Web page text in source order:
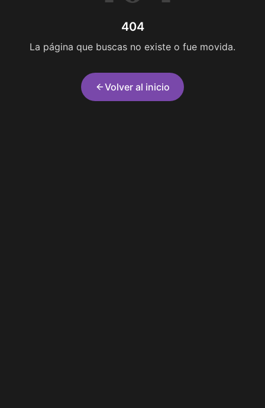
404
La página que buscas no existe o fue movida.
Volver al inicio